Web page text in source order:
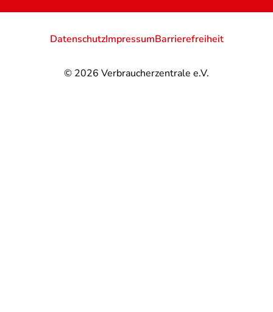
© 2026 Verbraucherzentrale e.V.
DatenschutzImpressumBarrierefreiheit